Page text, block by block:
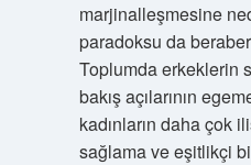
marjinalleşmesine
paradoksu da
Toplumda erkeklerin
bakış açılarının
kadınların daha çok
sağlama ve eşitlikçi